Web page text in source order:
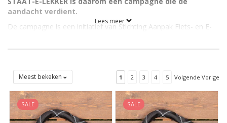
aandacht verdient.
De campagne is een initiatief van Stichting Aanpak Fiets- en E-
adviseren hoe zij diefstal van hun dure fiets kunnen voorkomen.
Lees meer
Meest bekeken 1 2 3 4 5 Volgende Vorige
SALE SALE